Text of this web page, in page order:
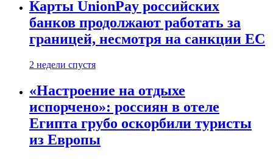
Карты UnionPay российских
банков продолжают работать за
границей, несмотря на санкции ЕС
2 недели спустя
«Настроение на отдыхе
испорчено»: россиян в отеле
Египта грубо оскорбили туристы
из Европы